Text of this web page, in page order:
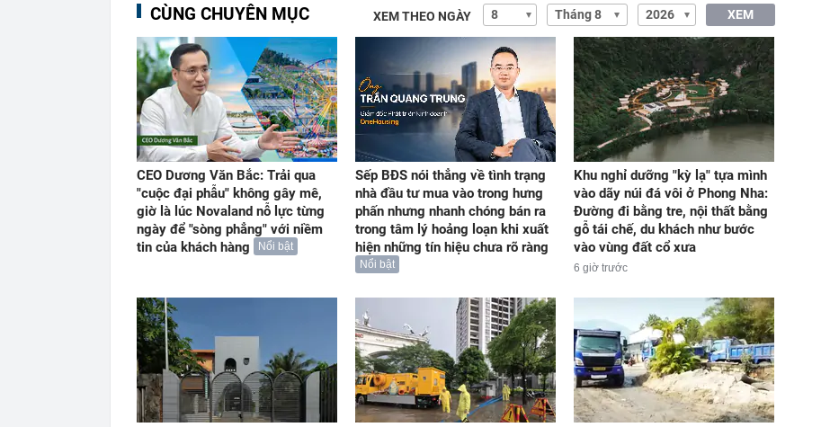
CÙNG CHUYÊN MỤC XEM THEO NGÀY XEM
CEO Dương Văn Bắc: Trải qua
"cuộc đại phẫu" không gây mê,
giờ là lúc Novaland nỗ lực từng
ngày để "sòng phẳng" với niềm
tin của khách hàng
Nổi bật
Sếp BĐS nói thẳng về tình trạng
nhà đầu tư mua vào trong hưng
phấn nhưng nhanh chóng bán ra
trong tâm lý hoảng loạn khi xuất
hiện những tín hiệu chưa rõ ràng
Nổi bật
Khu nghỉ dưỡng "kỳ lạ" tựa mình
vào dãy núi đá vôi ở Phong Nha:
Đường đi bằng tre, nội thất bằng
gỗ tái chế, du khách như bước
vào vùng đất cổ xưa
6 giờ trước